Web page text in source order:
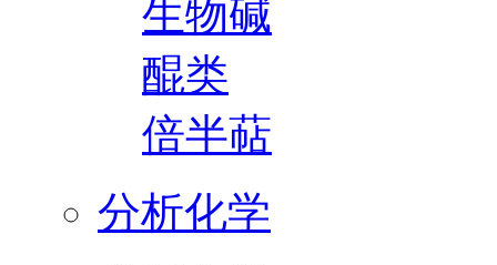
生物碱
醌类
倍半萜
分析化学